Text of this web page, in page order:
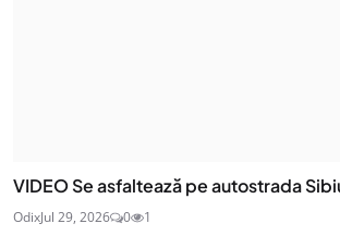
VIDEO Se asfaltează pe autostrada
OdixJul 29, 2026 0 1